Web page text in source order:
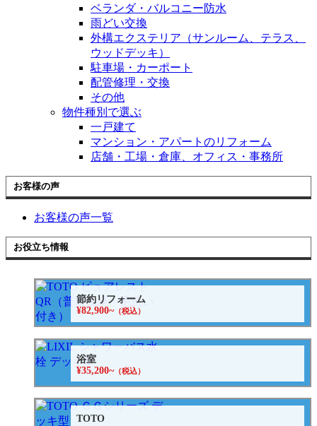
ベランダ・バルコニー防水
雨どい交換
外構エクステリア（サンルーム、テラス、
ウッドデッキ）
駐車場・カーポート
配管修理・交換
その他
物件種別で選ぶ
一戸建て
マンション・アパートのリフォーム
店舗・工場・倉庫、オフィス・事務所
お客様の声
お客様の声一覧
お役立ち情報
節約リフォーム
¥82,900~（税込）
浴室
¥35,200~（税込）
TOTO